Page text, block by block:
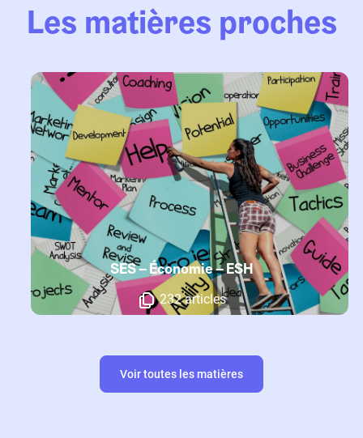
Les matières proches
SES – Économie – ESH
232 articles
Voir toutes les matières